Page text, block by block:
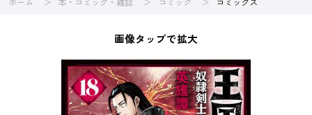
画像タップで拡大